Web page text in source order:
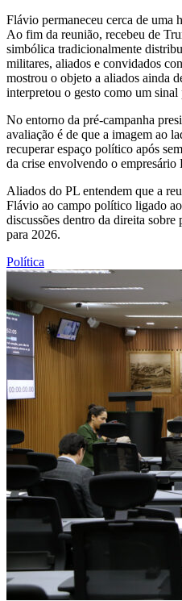
Flávio permaneceu cerca de uma
Ao fim da reunião, recebeu de
simbólica tradicionalmente
militares, aliados e convidados
mostrou o objeto a aliados ainda
interpretou o gesto como um
No entorno da pré-campanha
avaliação é de que a imagem ao
recuperar espaço político após
da crise envolvendo o
Aliados do PL entendem que a
Flávio ao campo político ligado
discussões dentro da direita
para 2026.
Política